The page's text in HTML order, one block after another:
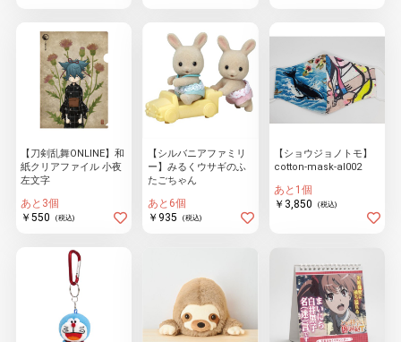
【刀剣乱舞ONLINE】和
紙クリアファイル 小夜
左文字
あと3個
￥550
(税込)
【シルバニアファミリ
ー】みるくウサギのふ
たごちゃん
あと6個
￥935
(税込)
【ショウジョノトモ】
cotton-mask-al002
あと1個
￥3,850
(税込)